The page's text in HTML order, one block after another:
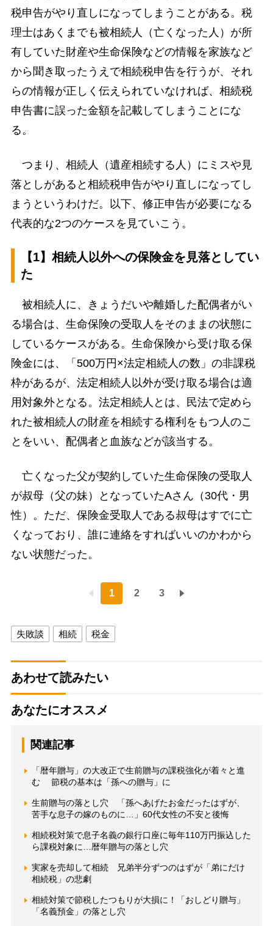
税申告がやり直しになってしまうことがある。税
理士はあくまでも被相続人（亡くなった人）が所
有していた財産や生命保険などの情報を家族など
から聞き取ったうえで相続税申告を行うが、それ
らの情報が正しく伝えられていなければ、相続税
申告書に誤った金額を記載してしまうことにな
る。
つまり、相続人（遺産相続する人）にミスや見
落としがあると相続税申告がやり直しになってし
まうというわけだ。以下、修正申告が必要になる
代表的な2つのケースを見ていこう。
【1】相続人以外への保険金を見落としてい
た
被相続人に、きょうだいや離婚した配偶者がい
る場合は、生命保険の受取人をそのままの状態に
しているケースがある。生命保険から受け取る保
険金には、「500万円×法定相続人の数」の非課税
枠があるが、法定相続人以外が受け取る場合は適
用対象外となる。法定相続人とは、民法で定めら
れた被相続人の財産を相続する権利をもつ人のこ
とをいい、配偶者と血族などが該当する。
亡くなった父が契約していた生命保険の受取人
が叔母（父の妹）となっていたAさん（30代・男
性）。ただ、保険金受取人である叔母はすでに亡
くなっており、誰に連絡をすればいいのかわから
ない状態だった。
1 2 3
失敗談 相続 税金
あわせて読みたい
あなたにオススメ
関連記事
「暦年贈与」の大改正で生前贈与の課税強化が着々と進
む 節税の基本は「孫への贈与」に
生前贈与の落とし穴 「孫へあげたお金だったはずが、
苦手な息子の嫁のものに…」60代女性の不安と後悔
相続税対策で息子名義の銀行口座に毎年110万円振込した
ら課税対象に…暦年贈与の落とし穴
実家を売却して相続 兄弟半分ずつのはずが「弟にだけ
相続税」の悲劇
相続対策で節税したつもりが大損に！「おしどり贈与」
「名義預金」の落とし穴